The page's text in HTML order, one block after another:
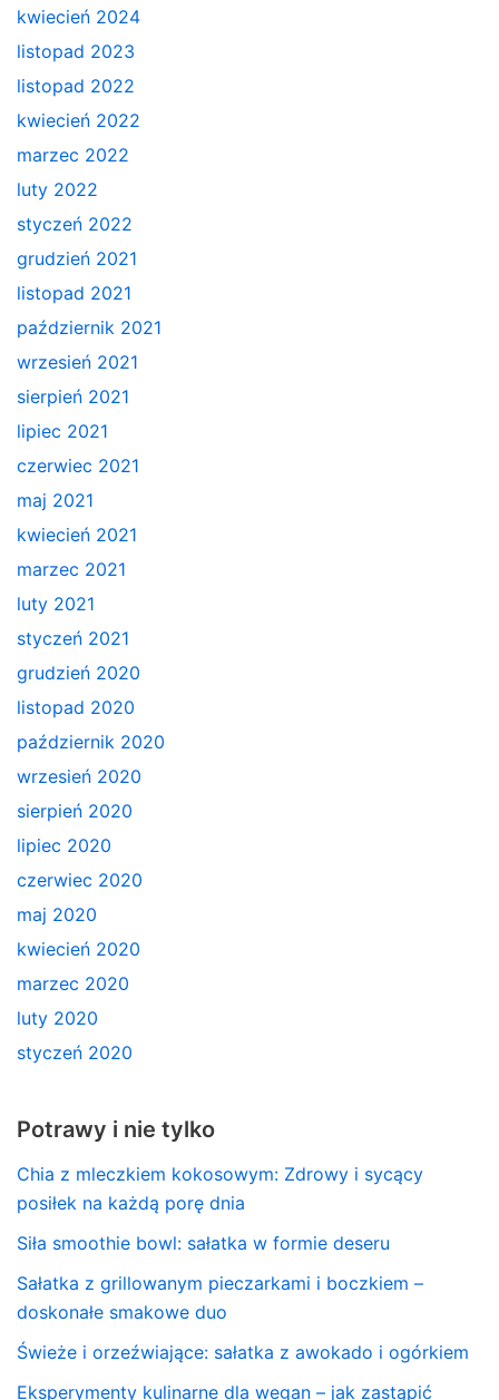
kwiecień 2024
listopad 2023
listopad 2022
kwiecień 2022
marzec 2022
luty 2022
styczeń 2022
grudzień 2021
listopad 2021
październik 2021
wrzesień 2021
sierpień 2021
lipiec 2021
czerwiec 2021
maj 2021
kwiecień 2021
marzec 2021
luty 2021
styczeń 2021
grudzień 2020
listopad 2020
październik 2020
wrzesień 2020
sierpień 2020
lipiec 2020
czerwiec 2020
maj 2020
kwiecień 2020
marzec 2020
luty 2020
styczeń 2020
Potrawy i nie tylko
Chia z mleczkiem kokosowym: Zdrowy i sycący
posiłek na każdą porę dnia
Siła smoothie bowl: sałatka w formie deseru
Sałatka z grillowanym pieczarkami i boczkiem –
doskonałe smakowe duo
Świeże i orzeźwiające: sałatka z awokado i ogórkiem
Eksperymenty kulinarne dla wegan – jak zastąpić